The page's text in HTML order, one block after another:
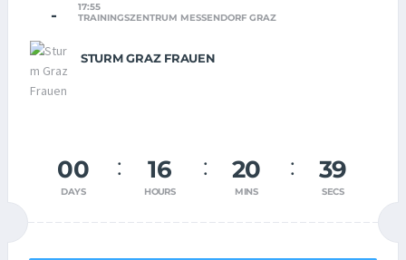
-
17:55
TRAININGSZENTRUM MESSENDORF GRAZ
STURM GRAZ FRAUEN
00
DAYS
16
HOURS
20
MINS
39
SECS